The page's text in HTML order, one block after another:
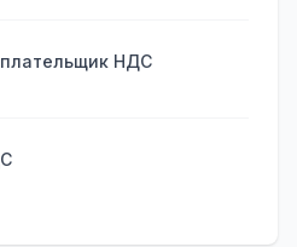
плательщик НДС